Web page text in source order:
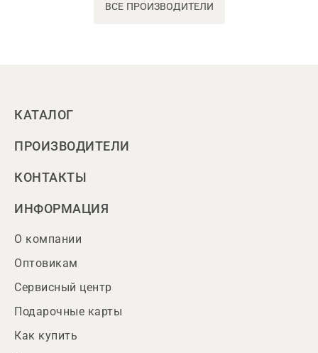
ВСЕ ПРОИЗВОДИТЕЛИ
КАТАЛОГ
ПРОИЗВОДИТЕЛИ
КОНТАКТЫ
ИНФОРМАЦИЯ
О компании
Оптовикам
Сервисный центр
Подарочные карты
Как купить